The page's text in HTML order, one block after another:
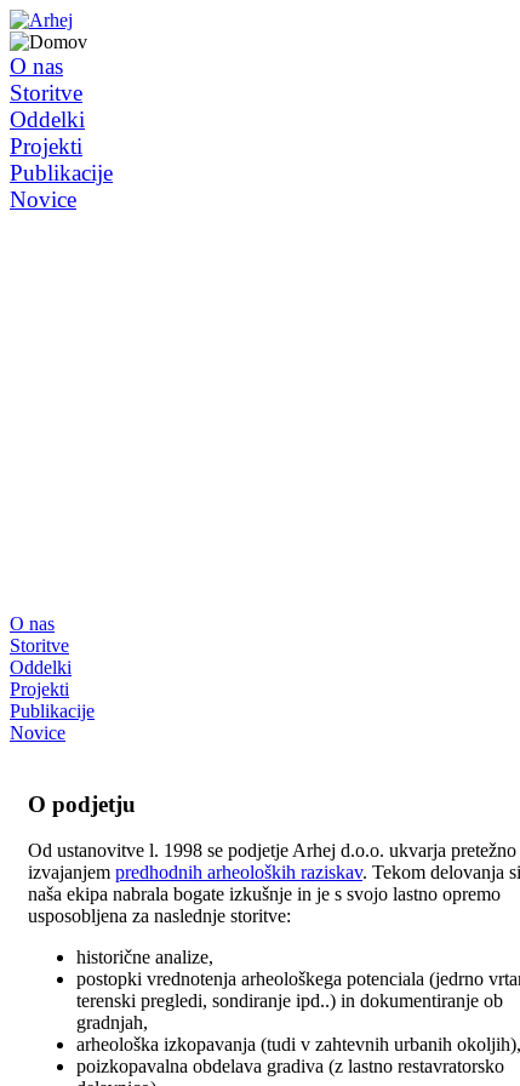
O nas
Storitve
Oddelki
Projekti
Publikacije
Novice
O nas
Storitve
Oddelki
Projekti
Publikacije
Novice
O podjetju
Od ustanovitve l. 1998 se podjetje Arhej d.o.o. ukvarja pretežno
izvajanjem predhodnih arheoloških raziskav. Tekom delovanja
naša ekipa nabrala bogate izkušnje in je s svojo lastno opremo
usposobljena za naslednje storitve:
historične analize,
postopki vrednotenja arheološkega potenciala (jedrno
terenski pregledi, sondiranje ipd..) in dokumentiranje ob
gradnjah,
arheološka izkopavanja (tudi v zahtevnih urbanih okoljih),
poizkopavalna obdelava gradiva (z lastno restavratorsko